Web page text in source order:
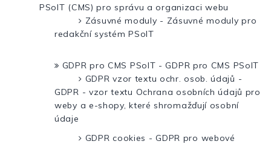
PSoIT (CMS) pro správu a organizaci webu
Zásuvné moduly - Zásuvné moduly pro
redakční systém PSoIT
GDPR pro CMS PSoIT - GDPR pro CMS PSoIT
GDPR vzor textu ochr. osob. údajů -
GDPR - vzor textu Ochrana osobních údajů pro
weby a e-shopy, které shromažďují osobní
údaje
GDPR cookies - GDPR pro webové